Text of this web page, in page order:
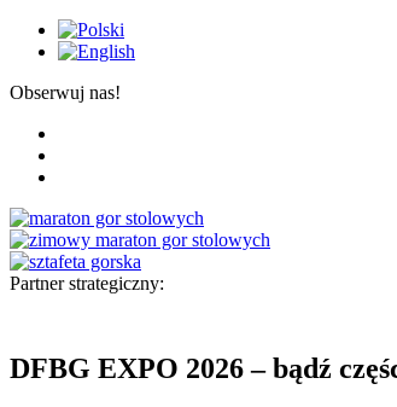
Obserwuj nas!
Partner strategiczny:
DFBG EXPO 2026 – bądź